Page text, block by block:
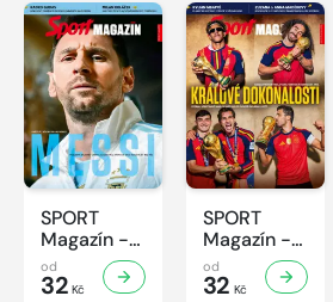
SPORT
Magazín -
32/2026
od
32 Kč
SPORT
Magazín -
31/2026
od
32 Kč